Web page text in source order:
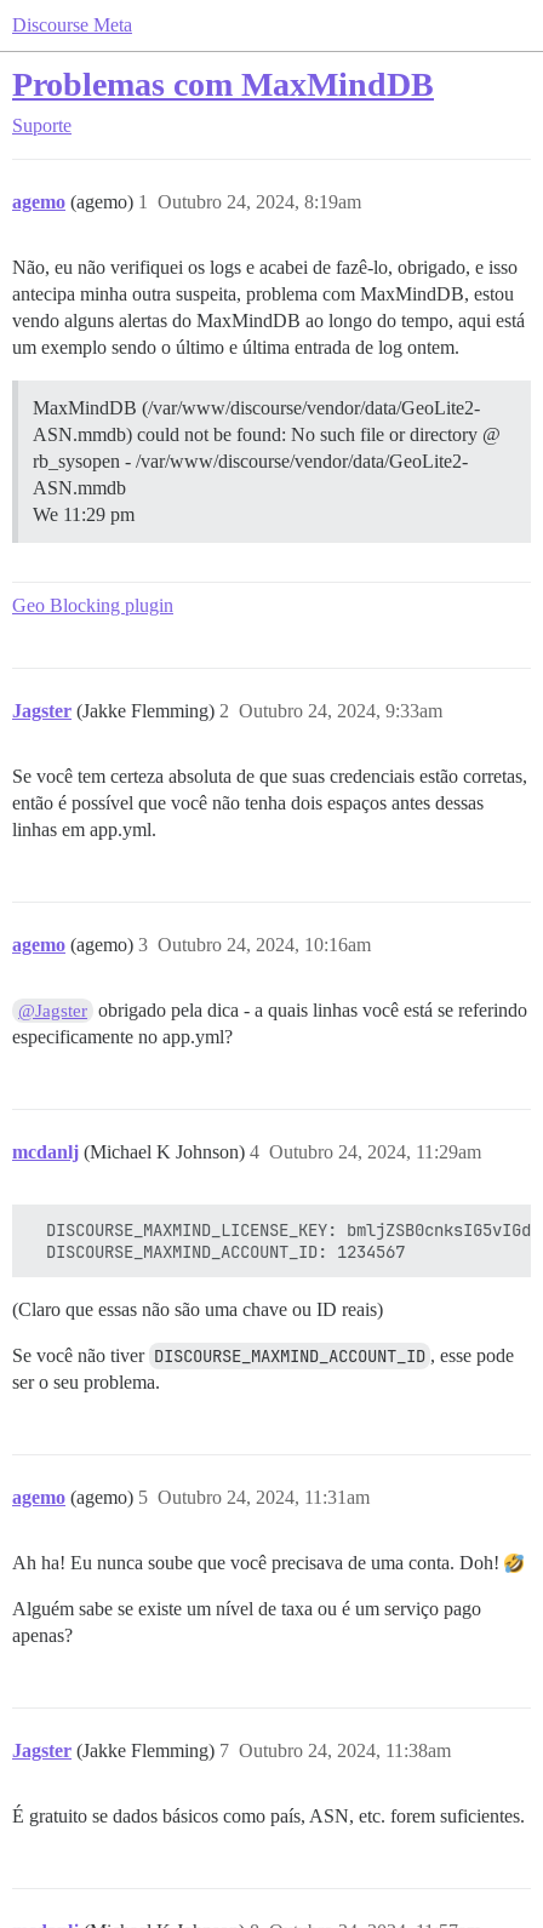
Discourse Meta
Problemas com MaxMindDB
Suporte
agemo (agemo) Outubro 24, 2024, 8:19am
1
Não, eu não verifiquei os logs e acabei de fazê-lo, obrigado, e isso
antecipa minha outra suspeita, problema com MaxMindDB, estou
vendo alguns alertas do MaxMindDB ao longo do tempo, aqui está
um exemplo sendo o último e última entrada de log ontem.
MaxMindDB (/var/www/discourse/vendor/data/GeoLite2-
ASN.mmdb) could not be found: No such file or directory @
rb_sysopen - /var/www/discourse/vendor/data/GeoLite2-
ASN.mmdb
We 11:29 pm
Geo Blocking plugin
Jagster (Jakke Flemming) Outubro 24, 2024, 9:33am
2
Se você tem certeza absoluta de que suas credenciais estão corretas,
então é possível que você não tenha dois espaços antes dessas
linhas em app.yml.
agemo (agemo) Outubro 24, 2024, 10:16am
3
@Jagster obrigado pela dica - a quais linhas você está se referindo
especificamente no app.yml?
mcdanlj (Michael K Johnson) Outubro 24, 2024, 11:29am
4
DISCOURSE_MAXMIND_LICENSE_KEY:
(Claro que essas não são uma chave ou ID reais)
Se você não tiver DISCOURSE_MAXMIND_ACCOUNT_ID , esse pode
ser o seu problema.
agemo (agemo) Outubro 24, 2024, 11:31am
5
Ah ha! Eu nunca soube que você precisava de uma conta. Doh!
Alguém sabe se existe um nível de taxa ou é um serviço pago
apenas?
Jagster (Jakke Flemming) Outubro 24, 2024, 11:38am
7
É gratuito se dados básicos como país, ASN, etc. forem suficientes.